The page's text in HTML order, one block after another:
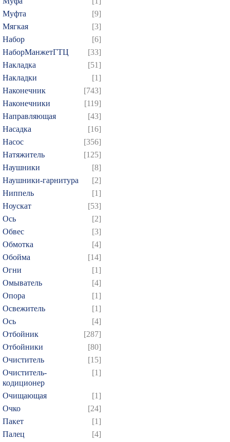
Муфта
[9]
Мягкая
[3]
Набор
[6]
НаборМанжетГТЦ
[33]
Накладка
[51]
Накладки
[1]
Наконечник
[743]
Наконечники
[119]
Направляющая
[43]
Насадка
[16]
Насос
[356]
Натяжитель
[125]
Наушники
[8]
Наушники-гарнитура
[2]
Ниппель
[1]
Ноускат
[53]
Оcь
[2]
Обвес
[3]
Обмотка
[4]
Обойма
[14]
Огни
[1]
Омыватель
[4]
Опора
[1]
Освежитель
[1]
Ось
[4]
Отбойник
[287]
Отбойники
[80]
Очиститель
[15]
Очиститель-
кодиционер
[1]
Очищающая
[1]
Очко
[24]
Пакет
[1]
Палец
[4]